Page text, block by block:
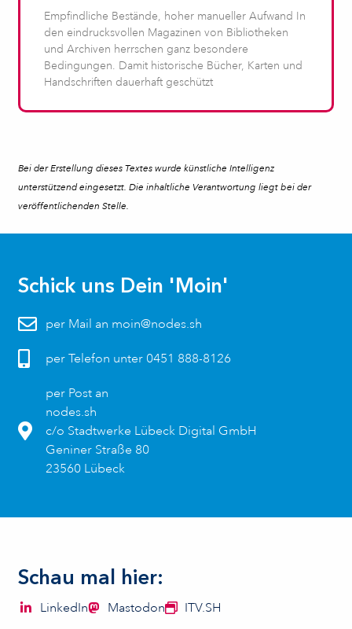
Empfindliche Bestände, hoher manueller Aufwand In
den eindrucksvollen Magazinen von Bibliotheken
und Archiven herrschen ganz besondere
Bedingungen. Damit historische Bücher, Karten und
Handschriften dauerhaft geschützt
Bei der Erstellung dieses Textes wurde künstliche Intelligenz
unterstützend eingesetzt. Die inhaltliche Verantwortung liegt bei der
veröffentlichenden Stelle.
Schick uns Dein 'Moin'
per Mail an moin@nodes.sh
per Telefon unter 0451 888-8126
per Post an
nodes.sh
c/o Stadtwerke Lübeck Digital GmbH
Geniner Straße 80
23560 Lübeck
Schau mal hier:
LinkedIn Mastodon ITV.SH